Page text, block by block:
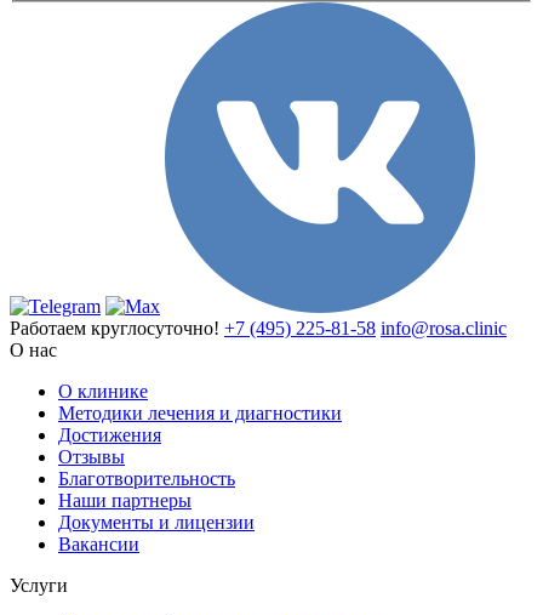
Работаем круглосуточно! +7 (495) 225-81-58 info@rosa.clinic
О нас
О клинике
Методики лечения и диагностики
Достижения
Отзывы
Благотворительность
Наши партнеры
Документы и лицензии
Вакансии
Услуги